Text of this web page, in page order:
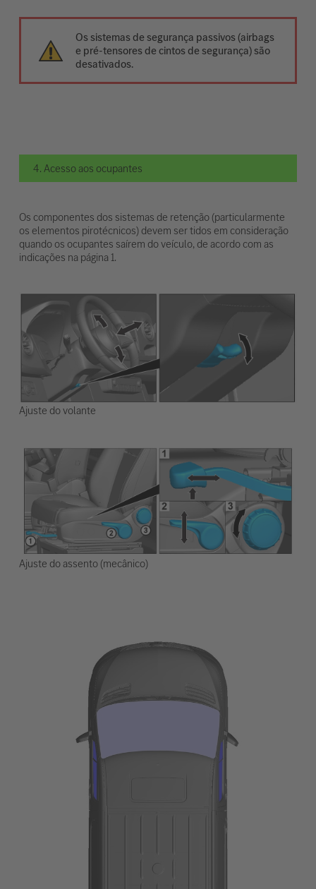
Os sistemas de segurança passivos (airbags
e pré-tensores de cintos de segurança) são
desativados.
4. Acesso aos ocupantes
Os componentes dos sistemas de retenção (particularmente
os elementos pirotécnicos) devem ser tidos em consideração
quando os ocupantes saírem do veículo, de acordo com as
indicações na página 1.
Ajuste do volante
Ajuste do assento (mecânico)